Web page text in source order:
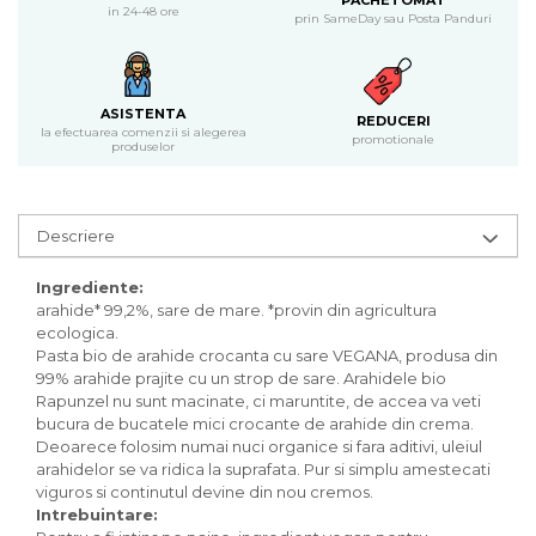
Masline bio si antipasti
Masline bio
Fulgi din cereale bio
Orez bio si leguminoase
Legume bio
Legume bio in conserva
Orez bio
Paste si fidea
Paste bio din emmer
Paste bio din grau
Paste bio din spelta
in 24-48 ore prin SameDay sau Posta Panduri
ASISTENTA
la efectuarea comenzii si alegerea
produselor
REDUCERI
promotionale
Descriere
Ingrediente:
arahide* 99,2%, sare de mare. *provin din agricultura
ecologica.
Pasta bio de arahide crocanta cu sare VEGANA, produsa din
99% arahide prajite cu un strop de sare. Arahidele bio
Rapunzel nu sunt macinate, ci maruntite, de accea va veti
bucura de bucatele mici crocante de arahide din crema.
Deoarece folosim numai nuci organice si fara aditivi, uleiul
arahidelor se va ridica la suprafata. Pur si simplu amestecati
viguros si continutul devine din nou cremos.
Intrebuintare: